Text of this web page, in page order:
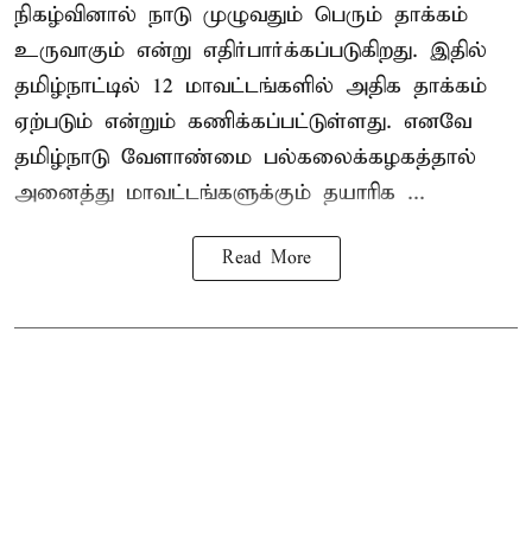
நிகழ்வினால் நாடு முழுவதும் பெரும் தாக்கம்
உருவாகும் என்று எதிர்பார்க்கப்படுகிறது. இதில்
தமிழ்நாட்டில் 12 மாவட்டங்களில் அதிக தாக்கம்
ஏற்படும் என்றும் கணிக்கப்பட்டுள்ளது. எனவே
தமிழ்நாடு வேளாண்மை பல்கலைக்கழகத்தால்
அனைத்து மாவட்டங்களுக்கும் தயாரிக ...
Read More